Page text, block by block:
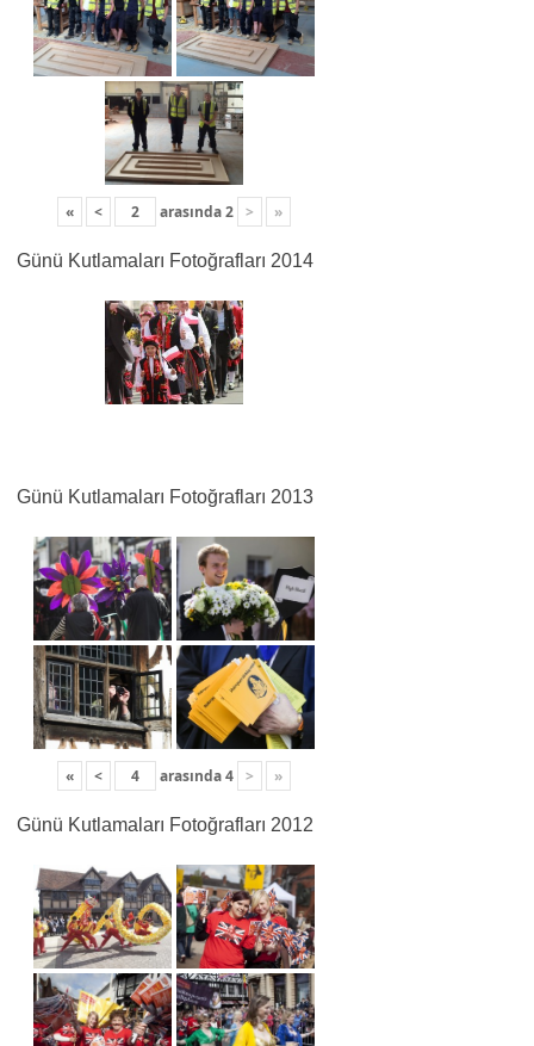
« < arasında2 > »
Günü Kutlamaları Fotoğrafları 2014
Günü Kutlamaları Fotoğrafları 2013
« < arasında4 > »
Günü Kutlamaları Fotoğrafları 2012